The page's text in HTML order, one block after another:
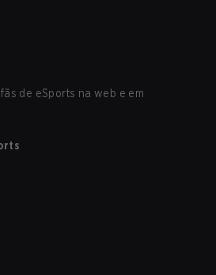
de eSports na web e em